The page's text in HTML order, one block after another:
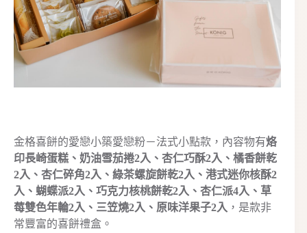
金格喜餅的愛戀小築愛戀粉－法式小點款，內容物有烙
印長崎蛋糕、奶油雪茄捲2入、杏仁巧酥2入、橘香餅乾
2入、杏仁碎角2入、綠茶螺旋餅乾2入、港式迷你核酥2
入、蝴蝶派2入、巧克力核桃餅乾2入、杏仁派4入、草
莓雙色年輪2入、三笠燒2入、原味洋果子2入 ，是款非
常豐富的喜餅禮盒。